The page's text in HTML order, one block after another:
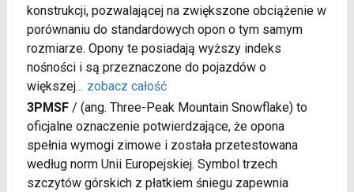
konstrukcji, pozwalającej na zwiększone obciążenie w
porównaniu do standardowych opon o tym samym
rozmiarze. Opony te posiadają wyższy indeks
nośności i są przeznaczone do pojazdów o
większej... zobacz całość
3PMSF/ (ang. Three-Peak Mountain Snowflake) to
oficjalne oznaczenie potwierdzające, że opona
spełnia wymogi zimowe i została przetestowana
według norm Unii Europejskiej. Symbol trzech
szczytów górskich z płatkiem śniegu zapewnia